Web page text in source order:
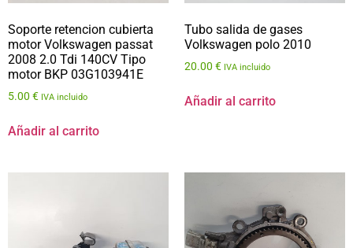
Soporte retencion cubierta
motor Volkswagen passat
2008 2.0 Tdi 140CV Tipo
motor BKP 03G103941E
5.00 € IVA incluido
Añadir al carrito
Tubo salida de gases
Volkswagen polo 2010
20.00 € IVA incluido
Añadir al carrito